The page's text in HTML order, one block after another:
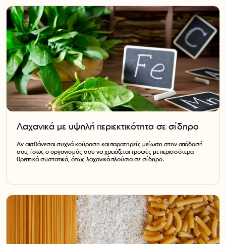
Λαχανικά με υψηλή περιεκτικότητα σε σίδηρο
Αν αισθάνεσαι συχνά κούραση και παρατηρείς μείωση στην απόδοσή
σου, ίσως ο οργανισμός σου να χρειάζεται τροφές με περισσότερα
θρεπτικά συστατικά, όπως λαχανικά πλούσια σε σίδηρο.